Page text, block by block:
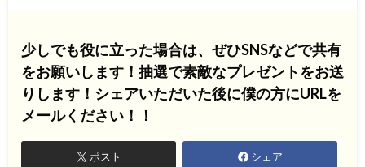
少しでも役に立った場合は、ぜひSNSなどで共有
をお願いします！抽選で素敵なプレゼントをお送
りします！シェアいただいた後に僕の方にURLを
メールください！！
ポスト シェア